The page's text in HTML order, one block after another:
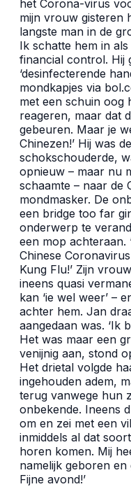
het Corona-virus
mijn vrouw gisteren
langste man in de
Ik schatte hem in
financial control. Hij
‘desinfecterende
mondkapjes via
met een schuin oog
reageren, maar dat
gebeuren. Maar je
Chinezen!’ Hij was
schokschouderde,
opnieuw – maar nu
schaamte – naar de
mondmasker. De
een bridge too far
onderwerp te
een mop achteraan.
Chinese
Kung Flu!’ Zijn
ineens quasi
kan ‘ie wel weer’ –
achter hem. Jan
aangedaan was. ‘Ik
Het was maar een
venijnig aan, stond
Het drietal volgde
ingehouden adem,
terug vanwege hun
onbekende. Ineens
om en zei met een
inmiddels al dat
horen komen. Mij
namelijk geboren
Fijne avond!’